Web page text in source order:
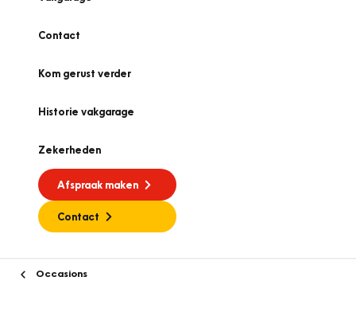
Contact
Kom gerust verder
Historie vakgarage
Zekerheden
Afspraak maken
Contact
Occasions